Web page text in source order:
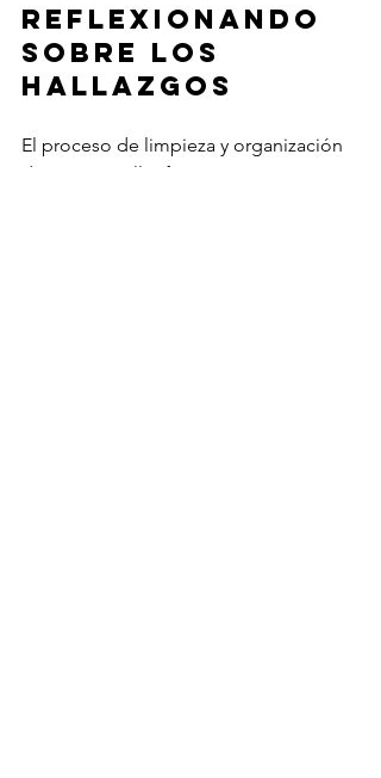
Reflexionando
sobre los
hallazgos
El proceso de limpieza y organización
de nuestro taller fue tanto un viaje